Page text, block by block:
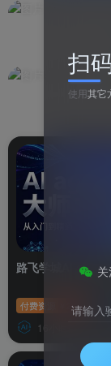
路飞学城AI agent
付费资源 26.6
16小时前
扫
使用其它
请输入